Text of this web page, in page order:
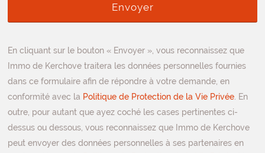
En cliquant sur le bouton « Envoyer », vous reconnaissez que
Immo de Kerchove traitera les données personnelles fournies
dans ce formulaire afin de répondre à votre demande, en
conformité avec la Politique de Protection de la Vie Privée. En
outre, pour autant que ayez coché les cases pertinentes ci-
dessus ou dessous, vous reconnaissez que Immo de Kerchove
peut envoyer des données personnelles à ses partenaires en